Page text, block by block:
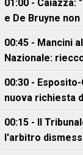
01:00 - Caiazza:
e De Bruyne
00:45 - Mancini
Nazionale:
00:30 -
nuova richiesta
00:15 - Il
l'arbitro